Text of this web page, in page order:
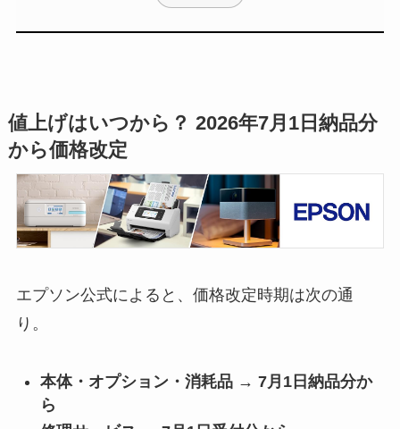
値上げはいつから？ 2026年7月1日納品分
から価格改定
エプソン公式によると、価格改定時期は次の通
り。
本体・オプション・消耗品 → 7月1日納品分か
ら